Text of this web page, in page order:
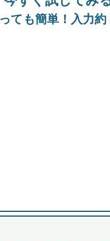
ても簡単！入力約